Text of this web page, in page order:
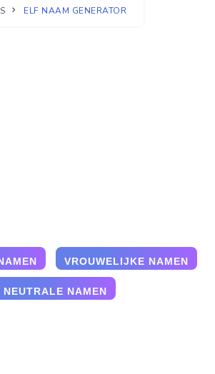
ELF NAAM GENERATOR